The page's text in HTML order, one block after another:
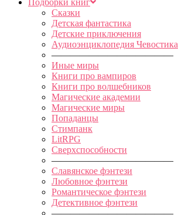
Подборки книг
Сказки
Детская фантастика
Детские приключения
Аудиоэнциклопедия Чевостика
—————————————
Иные миры
Книги про вампиров
Книги про волшебников
Магические академии
Магические миры
Попаданцы
Стимпанк
LitRPG
Сверхспособности
—————————————
Славянское фэнтези
Любовное фэнтези
Романтическое фэнтези
Детективное фэнтези
—————————————